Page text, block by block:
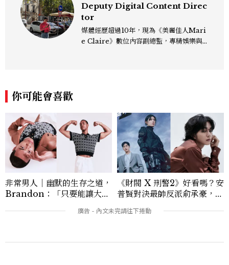
Deputy Digital Content Direc
tor
媒體經歷超過10年，現為《美麗佳人Mari
e Claire》數位內容副總監，專精娛樂與
你可能會喜歡
非常男人｜幽默的生存之道，
Brandon：「只要能讓大家
讓敵人成為朋友。」
《財閥 X 刑警2》好看嗎？安
普賢對決最帥反派俞承豪，鄭
卡，用錢輾壓罪犯的陳利手回